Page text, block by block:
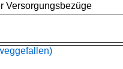
Versorgungsbezüge